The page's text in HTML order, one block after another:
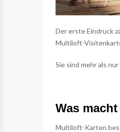
Der erste Eindruck
Multiloft-
Sie sind mehr als
Was
Multiloft-Karten